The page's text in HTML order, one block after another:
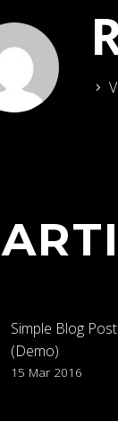
Simple Blog Post
(Demo)
Lorem Ipsum.
15 Mar 2016